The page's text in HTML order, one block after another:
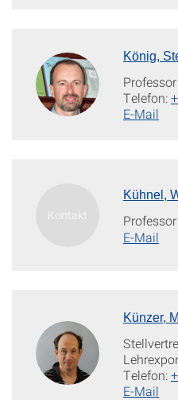
König,
Telefon:
E-Mail
Kühnel,
E-Mail
Künzer,
Telefon:
E-Mail